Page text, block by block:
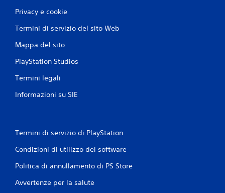
Privacy e cookie
Termini di servizio del sito Web
Mappa del sito
PlayStation Studios
Termini legali
Informazioni su SIE
Termini di servizio di PlayStation
Condizioni di utilizzo del software
Politica di annullamento di PS Store
Avvertenze per la salute